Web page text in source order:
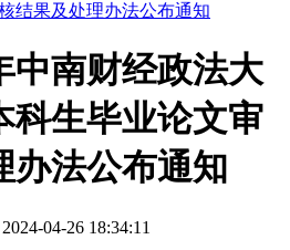
结果及处理办法公布通知
中南财经政法大
科生毕业论文审
办法公布通知
04-26 18:34:11